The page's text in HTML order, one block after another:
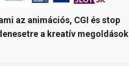
az animációs, CGI és stop
a kreatív megoldások